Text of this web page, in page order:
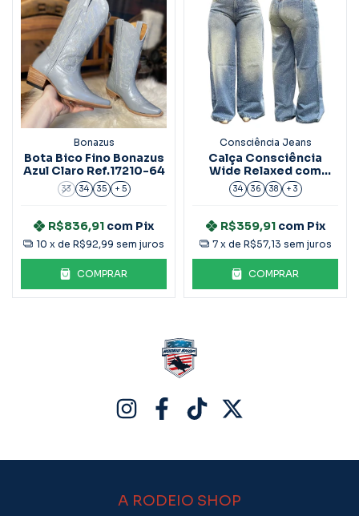
Bonazus
Bota Bico Fino Bonazus
Azul Claro Ref.17210-64
33 34 35 + 5
R$836,91 com Pix
10 x de R$92,99 sem juros
COMPRAR
Consciência Jeans
Calça Consciência
Wide Relaxed com
aplicação 25545
34 36 38 + 3
R$359,91 com Pix
7 x de R$57,13 sem juros
COMPRAR
A RODEIO SHOP